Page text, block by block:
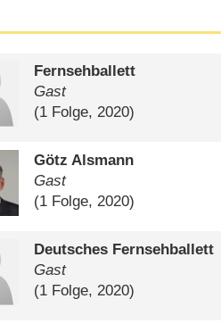
Fernsehballett
Gast
(1 Folge, 2020)
Götz Alsmann
Gast
(1 Folge, 2020)
Deutsches Fernsehballett
Gast
(1 Folge, 2020)